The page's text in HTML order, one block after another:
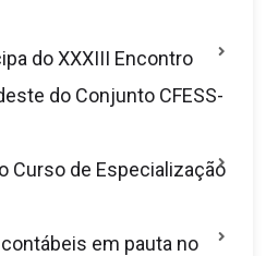
do XXXIII Encontro
do Conjunto CFESS-
Curso de Especialização
em pauta no